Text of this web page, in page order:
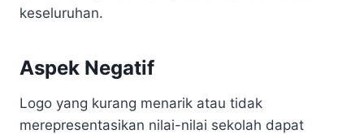
keseluruhan.
Aspek Negatif
Logo yang kurang menarik atau tidak
merepresentasikan nilai-nilai sekolah dapat